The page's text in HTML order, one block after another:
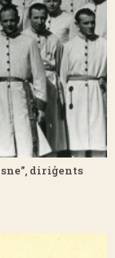
diriģents